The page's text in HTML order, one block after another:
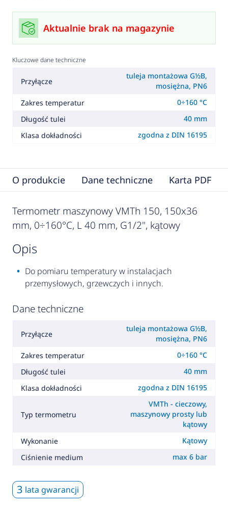
Aktualnie brak na magazynie
Kluczowe dane techniczne
Przyłącze
tuleja montażowa G½B,
mosiężna, PN6
Zakres temperatur
0÷160 °C
Długość tulei
40 mm
Klasa dokładności
zgodna z DIN 16195
O produkcie Dane techniczne Karta PDF
Termometr maszynowy VMTh 150, 150x36
mm, 0÷160°C, L 40 mm, G1/2", kątowy
opis
Do pomiaru temperatury w instalacjach
przemysłowych, grzewczych i innych.
Dane techniczne
Przyłącze
tuleja montażowa G½B,
mosiężna, PN6
Zakres temperatur
0÷160 °C
Długość tulei
40 mm
Klasa dokładności
zgodna z DIN 16195
Typ termometru
VMTh - cieczowy,
maszynowy prosty lub
kątowy
Wykonanie
Kątowy
Ciśnienie medium
max 6 bar
3 lata gwarancji